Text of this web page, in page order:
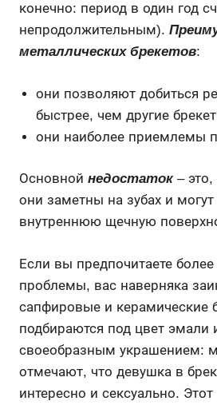
конечно: период в один год
непродолжительным).
металлических брекетов:
они позволяют добиться
быстрее, чем другие
они наиболее приемлемы
Основной недостаток –
они заметны на зубах и могут
внутреннюю щечную
Если вы предпочитаете
проблемы, вас наверняка
сапфировые и керамические
подбираются под цвет эмали
своеобразным украшением:
отмечают, что девушка в
интересно и сексуально.